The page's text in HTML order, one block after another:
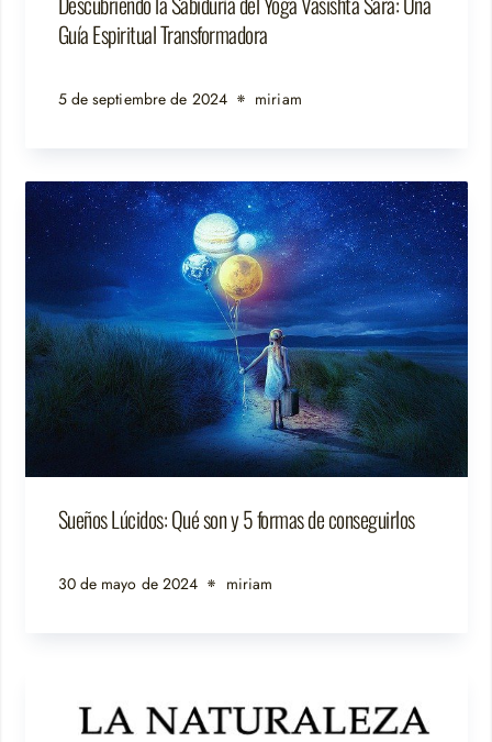
Guía Espiritual Transformadora
5 de septiembre de 2024 miriam
Sueños Lúcidos: Qué son y 5 formas de conseguirlos
30 de mayo de 2024 miriam